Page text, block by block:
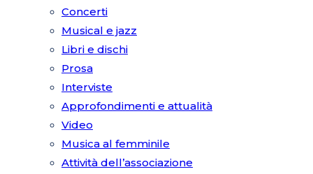
Concerti
Musical e jazz
Libri e dischi
Prosa
Interviste
Approfondimenti e attualità
Video
Musica al femminile
Attività dell’associazione